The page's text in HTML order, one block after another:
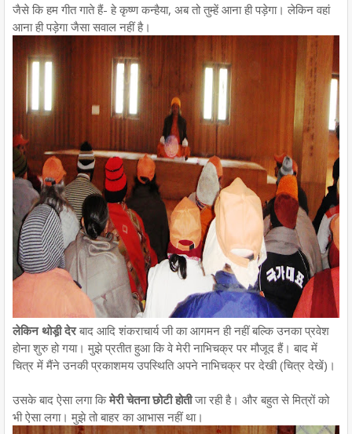
जैसे कि हम गीत गाते हैं- हे कृष्ण कन्हैया, अब तो तुम्हें आना ही पड़ेगा। लेकिन वहां
आना ही पड़ेगा जैसा सवाल नहीं है।
लेकिन थोड़ी़ देरबाद आदि शंकराचार्य जी का आगमन ही नहीं बल्कि उनका प्रवेश
होना शुरु हो गया। मुझे प्रतीत हुआ कि वे मेरी नाभिचक्र पर मौजूद हैं। बाद में
चित्र में मैंने उनकी प्रकाशमय उपस्थिति अपने नाभिचक्र पर देखी (चित्र देखें)।
उसके बाद ऐसा लगा किमेरी चेतना छोटी होतीजा रही है। और बहुत से मित्रों को
भी ऐसा लगा। मुझे तो बाहर का आभास नहीं था।